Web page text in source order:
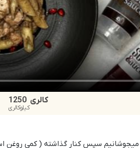
کالری 1250
کیلوکالری
آب و مقداری نمک ۸-۷ دقیقه میجوشانیم سپس کنار گذاشته (